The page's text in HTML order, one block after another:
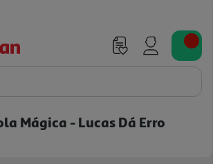
Mágica - Lucas Dá Erro